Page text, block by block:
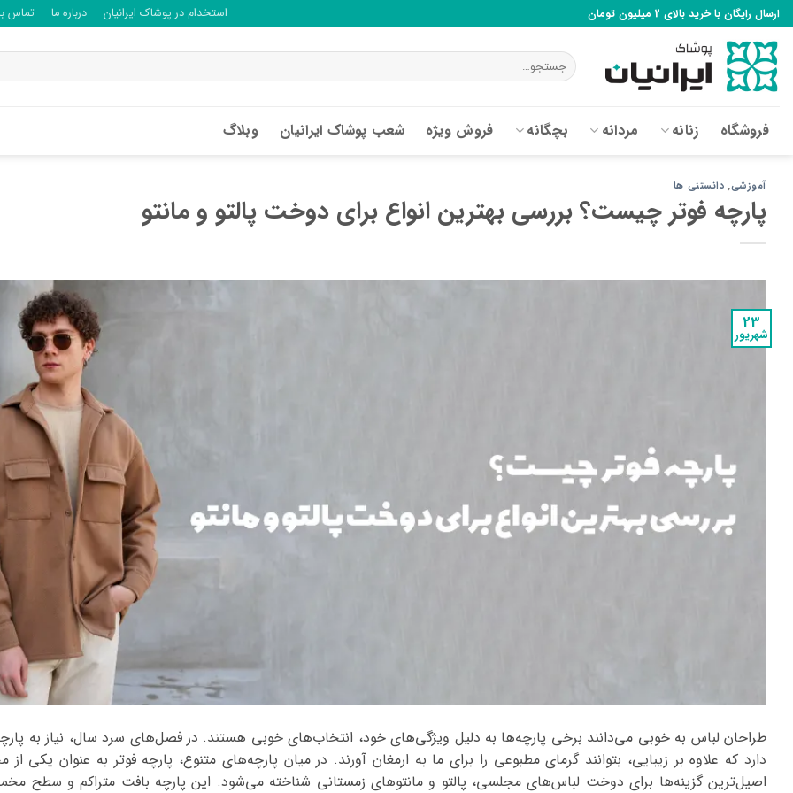
Skip
to
content
ارسال رایگان با خرید بالای 2 میلیون تومان استخدام در پوشاک ایرانیان درباره ما تماس
جستجو
برای:
فروشگاه زنانه مردانه بچگانه فروش ویژه شعب پوشاک ایرانیان وبلاگ
آموزشی, دانستنی ها
پارچه فوتر چیست؟ بررسی بهترین انواع برای دوخت پالتو و مانتو
23
شهریور
طراحان لباس به خوبی می‌دانند برخی پارچه‌ها به دلیل ویژگی‌های خود، انتخاب‌های خوبی هستند. در فصل‌های سرد سال، نیاز به
دارد که علاوه بر زیبایی، بتوانند گرمای مطبوعی را برای ما به ارمغان آورند. در میان پارچه‌های متنوع، پارچه فوتر به عنوان یکی
اصیل‌ترین گزینه‌ها برای دوخت لباس‌های مجلسی، پالتو و مانتوهای زمستانی شناخته می‌شود. این پارچه بافت متراکم و سطح